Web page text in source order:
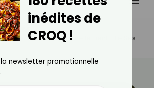
Minceur
Boisson Minceur Naturelle Tient-Elle Ses
inédites de
CROQ !
la newsletter promotionnelle